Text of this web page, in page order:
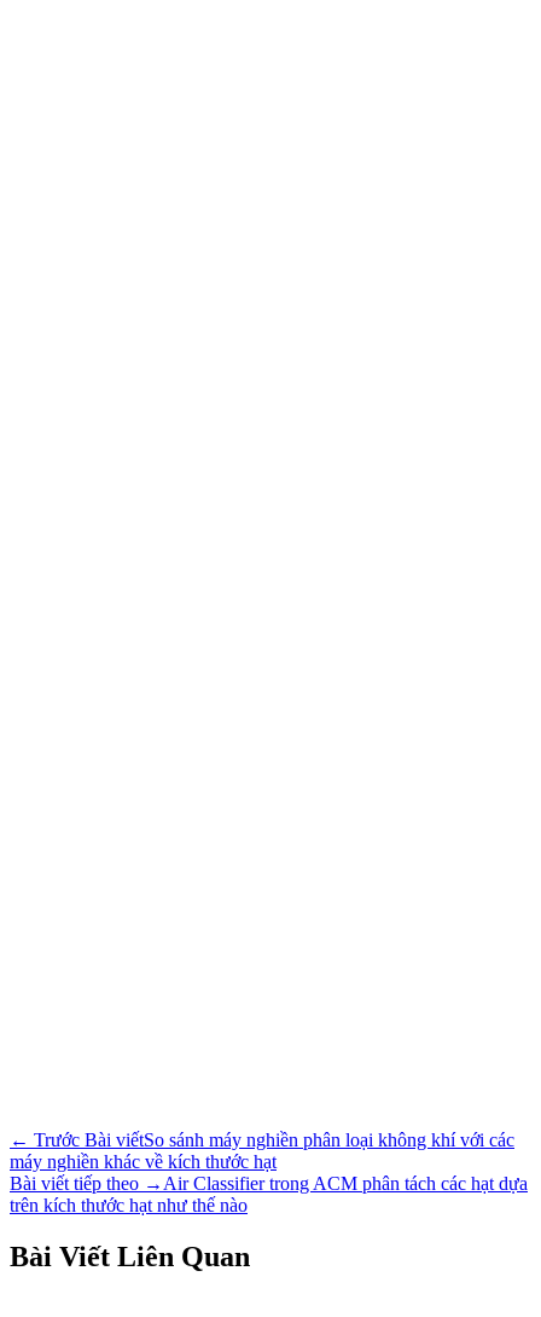
← Trước Bài viếtSo sánh máy nghiền phân loại không khí với các
máy nghiền khác về kích thước hạt
Bài viết tiếp theo → Air Classifier trong ACM phân tách các hạt dựa
trên kích thước hạt như thế nào
Bài Viết Liên Quan